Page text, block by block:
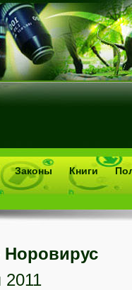
Законы Книги
Норовирус